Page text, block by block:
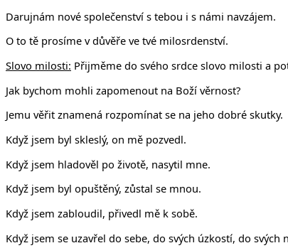
Darujnám nové společenství s tebou i s námi navzájem.
O to tě prosíme v důvěře ve tvé milosrdenství.
Slovo milosti: Přijměme do svého srdce slovo milosti a
Jak bychom mohli zapomenout na Boží věrnost?
Jemu věřit znamená rozpomínat se na jeho dobré skutky.
Když jsem byl skleslý, on mě pozvedl.
Když jsem hladověl po životě, nasytil mne.
Když jsem byl opuštěný, zůstal se mnou.
Když jsem zabloudil, přivedl mě k sobě.
Když jsem se uzavřel do sebe, do svých úzkostí, do